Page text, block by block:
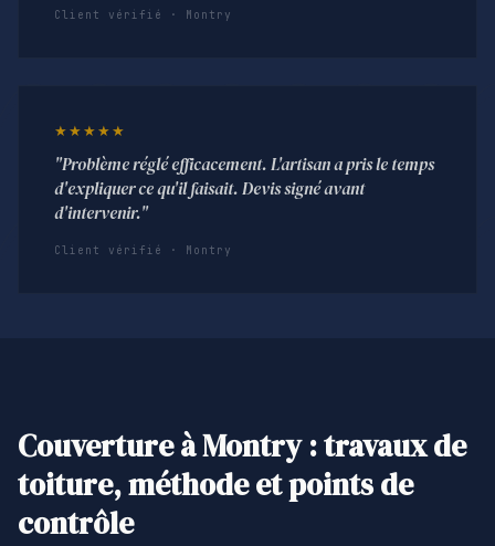
Client vérifié · Montry
★★★★★
"Problème réglé efficacement. L'artisan a pris le temps
d'expliquer ce qu'il faisait. Devis signé avant
d'intervenir."
Client vérifié · Montry
Couverture à Montry : travaux de
toiture, méthode et points de
contrôle